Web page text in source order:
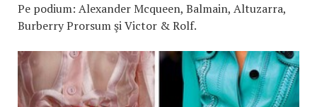
Pe podium: Alexander Mcqueen, Balmain, Altuzarra,
Burberry Prorsum şi Victor & Rolf.